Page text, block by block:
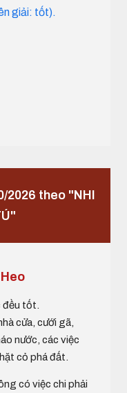
giải: tốt).
2026 theo "NHI
tốt.
cửa, cưới gã,
nước, các việc
cỏ phá đất.
có việc chi phải